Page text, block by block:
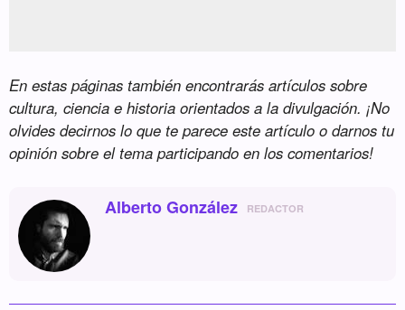
En estas páginas también encontrarás artículos sobre
cultura, ciencia e historia orientados a la divulgación. ¡No
olvides decirnos lo que te parece este artículo o darnos tu
opinión sobre el tema participando en los comentarios!
Alberto González REDACTOR